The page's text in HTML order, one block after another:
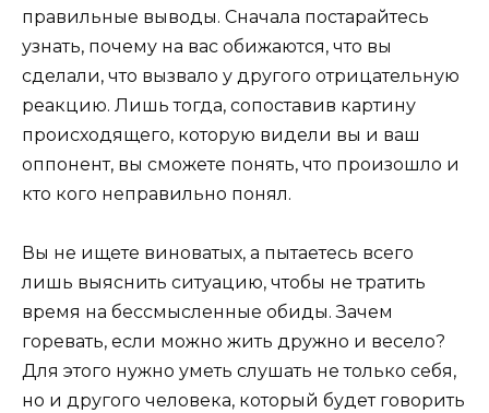
правильные выводы. Сначала постарайтесь
узнать, почему на вас обижаются, что вы
сделали, что вызвало у другого отрицательную
реакцию. Лишь тогда, сопоставив картину
происходящего, которую видели вы и ваш
оппонент, вы сможете понять, что произошло и
кто кого неправильно понял.
Вы не ищете виноватых, а пытаетесь всего
лишь выяснить ситуацию, чтобы не тратить
время на бессмысленные обиды. Зачем
горевать, если можно жить дружно и весело?
Для этого нужно уметь слушать не только себя,
но и другого человека, который будет говорить